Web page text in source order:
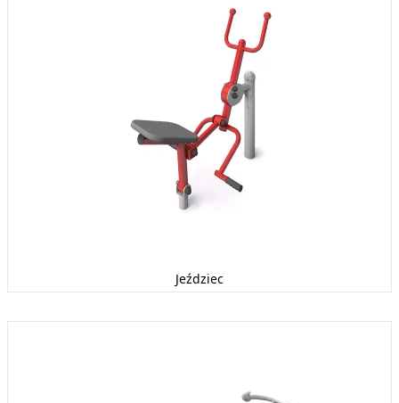
Jeździec